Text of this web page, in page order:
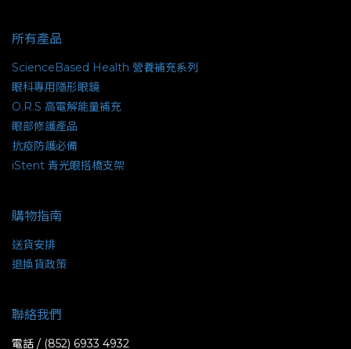
所有產品
ScienceBased Health 營養補充系列
眼科專用隱形眼鏡
O.R.S 高電解能量補充
眼部修護產品
抗疫防護必備
iStent 青光眼搭橋支架
購物指南
送貨安排
退換貨政策
聯絡我們
電話 / (852) 6933 4932